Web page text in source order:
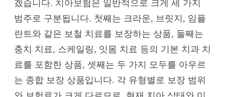
겠습니다. 치아보험은 일반적으로 크게 세 가지
범주로 구분됩니다. 첫째는 크라운, 브릿지, 임플
란트와 같은 보철 치료를 보장하는 상품, 둘째는
충치 치료, 스케일링, 잇몸 치료 등의 기본 치과 치
료를 포함한 상품, 셋째는 두 가지 모두를 아우르
는 종합 보장 상품입니다. 각 유형별로 보장 범위